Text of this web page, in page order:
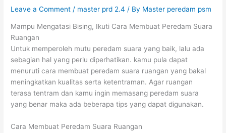
Leave a Comment / master prd 2.4 / By Master peredam psm
Mampu Mengatasi Bising, Ikuti Cara Membuat Peredam Suara
Ruangan
Untuk memperoleh mutu peredam suara yang baik, lalu ada
sebagian hal yang perlu diperhatikan. kamu pula dapat
menuruti cara membuat peredam suara ruangan yang bakal
meningkatkan kualitas serta ketentraman. Agar ruangan
terasa tentram dan kamu ingin memasang peredam suara
yang benar maka ada beberapa tips yang dapat digunakan.
Cara Membuat Peredam Suara Ruangan